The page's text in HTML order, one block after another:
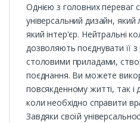
Однією з головних переваг
універсальний дизайн,
який інтер'єр. Нейтральні
дозволяють поєднувати її з
столовими приладами,
поєднання. Ви можете
повсякденному житті, так і
коли необхідно справити
Завдяки своїй